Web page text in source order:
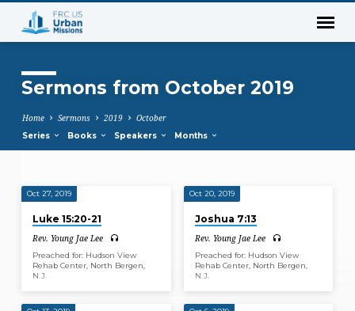
Sermons from October 2019
Home Sermons 2019 October
Series Books Speakers Months
Sermons
from
October
2019
Oct 27, 2019
Luke 15:20-21
Rev. Young Jae Lee
Preached for: Hudson View
Rehab Center, North Bergen,
N.J.
Oct 20, 2019
Joshua 7:13
Rev. Young Jae Lee
Preached for: Hudson View
Rehab Center, North Bergen,
N.J.